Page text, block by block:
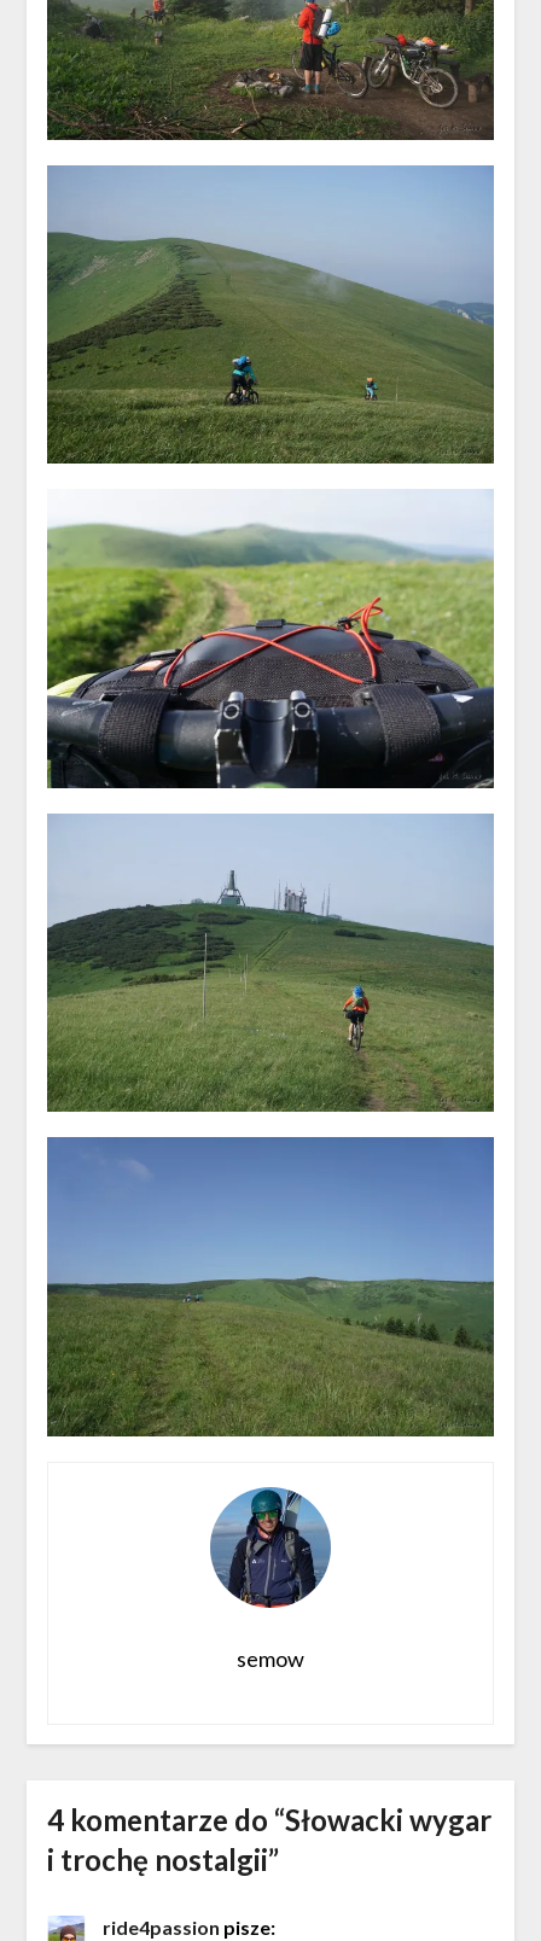
semow
4 komentarze do “Słowacki wygar
i trochę nostalgii”
ride4passion pisze: